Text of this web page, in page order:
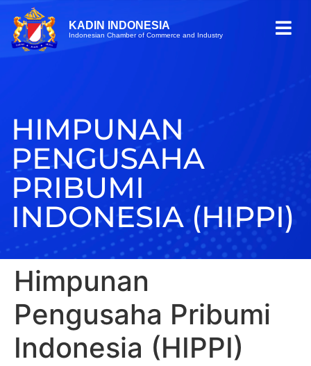
KADIN INDONESIA
Indonesian Chamber of Commerce and Industry
HIMPUNAN
PENGUSAHA
PRIBUMI
INDONESIA (HIPPI)
Himpunan
Pengusaha Pribumi
Indonesia (HIPPI)